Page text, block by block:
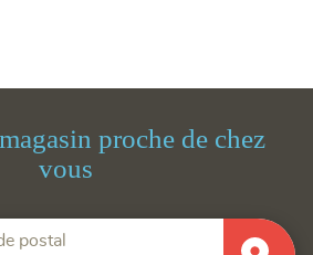
proche de chez
vous
postal